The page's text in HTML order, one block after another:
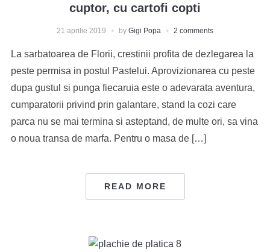
cuptor, cu cartofi copti
21 aprilie 2019 by Gigi Popa 2 comments
La sarbatoarea de Florii, crestinii profita de dezlegarea la
peste permisa in postul Pastelui. Aprovizionarea cu peste
dupa gustul si punga fiecaruia este o adevarata aventura,
cumparatorii privind prin galantare, stand la cozi care
parca nu se mai termina si asteptand, de multe ori, sa vina
o noua transa de marfa. Pentru o masa de […]
READ MORE